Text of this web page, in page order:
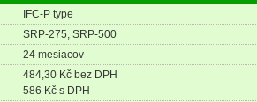
IFC-P type
SRP-275, SRP-500
24 mesiacov
484,30 Kč bez DPH
586 Kč s DPH